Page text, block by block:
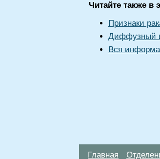
Читайте также в
Признаки
Диффузный
Вся
Главная